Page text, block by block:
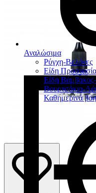
Αναλώσιμα
Ρύγχη-Βελόνες
Είδη
Είδη
Βουρτσάκια-
Καθημερινά